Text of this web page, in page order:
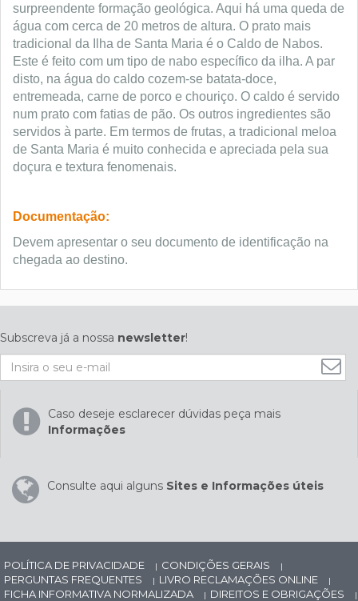
surpreendente formação geológica. Aqui há uma queda de
água com cerca de 20 metros de altura. O prato mais
tradicional da Ilha de Santa Maria é o Caldo de Nabos.
Este é feito com um tipo de nabo específico da ilha. A par
disto, na água do caldo cozem-se batata-doce,
entremeada, carne de porco e chouriço. O caldo é servido
num prato com fatias de pão. Os outros ingredientes são
servidos à parte. Em termos de frutas, a tradicional meloa
de Santa Maria é muito conhecida e apreciada pela sua
doçura e textura fenomenais.
Documentação:
Devem apresentar o seu documento de identificação na
chegada ao destino.
Subscreva já a nossa newsletter!
Caso deseje esclarecer dúvidas peça mais
Informações
Consulte aqui alguns Sites e Informações úteis
POLÍTICA DE PRIVACIDADE | CONDIÇÕES GERAIS |
PERGUNTAS FREQUENTES | LIVRO RECLAMAÇÕES ONLINE |
FICHA INFORMATIVA NORMALIZADA | DIREITOS E OBRIGAÇÕES |